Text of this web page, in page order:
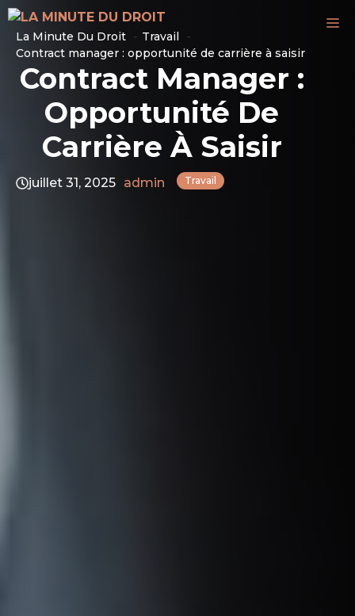
Aller
au
contenu
La Minute Du Droit
Travail
Contract manager : opportunité de carrière à saisir
Contract Manager :
Opportunité De
Carrière À Saisir
juillet 31, 2025 admin Travail